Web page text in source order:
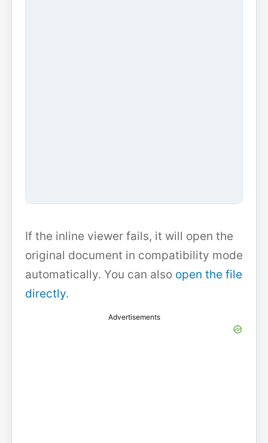
If the inline viewer fails, it will open the
original document in compatibility mode
automatically. You can also open the file
directly.
Advertisements